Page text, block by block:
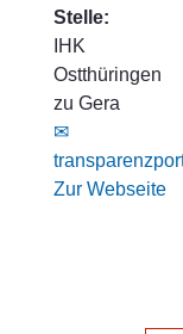
Stelle:
IHK
Ostthüringen
zu Gera
✉
Zur Webseite